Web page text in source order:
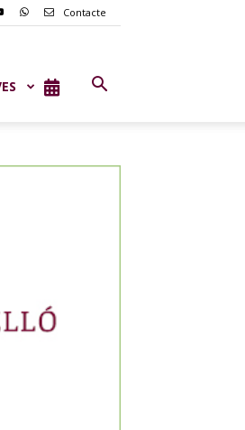
Contacte